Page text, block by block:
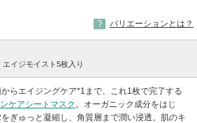
バリエーションとは？
イジモイスト5枚入り
らエイジングケア*1まで、これ1枚で完了する
ケアシートマスク 。オーガニック成分をはじ
ぎゅっと凝縮し、角質層まで潤い浸透。肌のキ